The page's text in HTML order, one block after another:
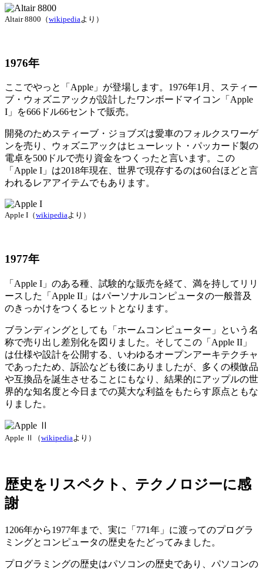
Altair 8800（wikipediaより）
1976年
ここでやっと「Apple」が登場します。1976年1月、スティー
ブ・ウォズニアックが設計したワンボードマイコン「Apple
I」を666ドル66セントで販売。
開発のためスティーブ・ジョブズは愛車のフォルクスワーゲ
ンを売り、ウォズニアックはヒューレット・パッカード製の
電卓を500ドルで売り資金をつくったと言います。この
「Apple I」は2018年現在、世界で現存するのは60台ほどと言
われるレアアイテムでもあります。
Apple I（wikipediaより）
1977年
「Apple I」のある種、試験的な販売を経て、満を持してリリ
ースした「Apple II」はパーソナルコンピュータの一般普及
のきっかけをつくるヒットとなります。
ブランディングとしても「ホームコンピューター」という名
称で売り出し差別化を図りました。そしてこの「Apple II」
は仕様や設計を公開する、いわゆるオープンアーキテクチャ
であったため、訴訟なども後にありましたが、多くの模倣品
や互換品を誕生させることにもなり、結果的にアップルの世
界的な知名度と今日までの莫大な利益をもたらす原点ともな
りました。
Apple Ⅱ（wikipedia より）
歴史をリスペクト、テクノロジーに感
謝
1206年から1977年まで、実に「771年」に渡ってのプログラ
ミングとコンピュータの歴史をたどってみました。
プログラミングの歴史はパソコンの歴史であり、パソコンの